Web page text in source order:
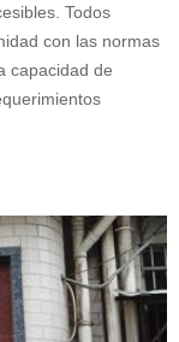
Todos
con las normas
capacidad de